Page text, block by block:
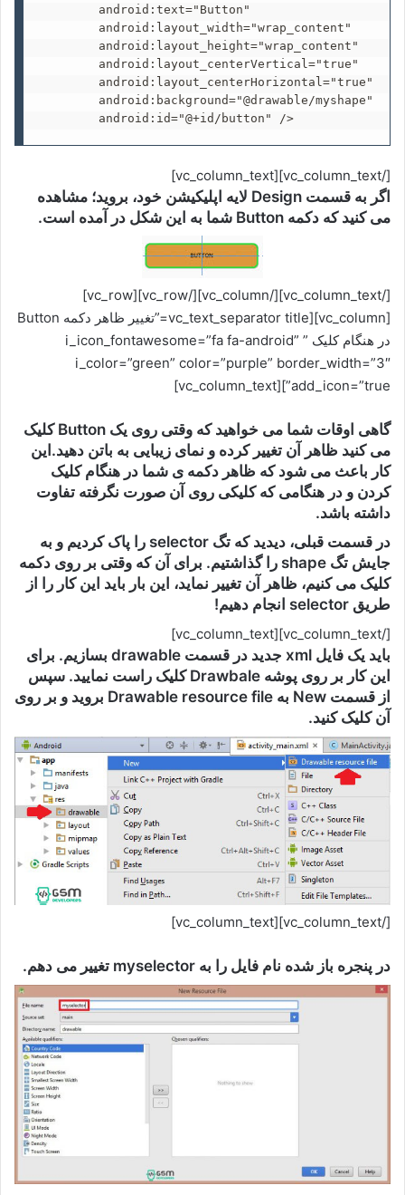
        android:text="Button"
        android:layout_width="wrap_content"
        android:layout_height="wrap_content"
        android:layout_centerVertical="true"
        android:layout_centerHorizontal="true"
        android:background="@drawable/myshape"
        android:id="@+id/button" />
[/vc_column_text][vc_column_text]
اگر به قسمت Design لایه اپلیکیشن خود، بروید؛ مشاهده
می کنید که دکمه Button شما به این شکل در آمده است.
[/vc_column_text][/vc_column][/vc_row][vc_row]
[vc_column][vc_text_separator title=”تغییر ظاهر دکمه Button
در هنگام کلیک ” i_icon_fontawesome=”fa fa-android”
i_color=”green” color=”purple” border_width=”3″
add_icon=”true”][vc_column_text]
گاهی اوقات شما می خواهید که وقتی روی یک Button کلیک
می کنید ظاهر آن تغییر کرده و نمای زیبایی به باتن دهید.این
کار باعث می شود که ظاهر دکمه ی شما در هنگام کلیک
کردن و در هنگامی که کلیکی روی آن صورت نگرفته تفاوت
داشته باشد.
در قسمت قبلی، دیدید که تگ selector را پاک کردیم و به
جایش تگ shape را گذاشتیم. برای آن که وقتی بر روی دکمه
کلیک می کنیم، ظاهر آن تغییر نماید، این بار باید این کار را از
طریق selector انجام دهیم!
[/vc_column_text][vc_column_text]
باید یک فایل xml جدید در قسمت drawable بسازیم. برای
این کار بر روی پوشه Drawbale کلیک راست نمایید. سپس
از قسمت New به Drawable resource file بروید و بر روی
آن کلیک کنید.
[/vc_column_text][vc_column_text]
در پنجره باز شده نام فایل را به myselector تغییر می دهم.